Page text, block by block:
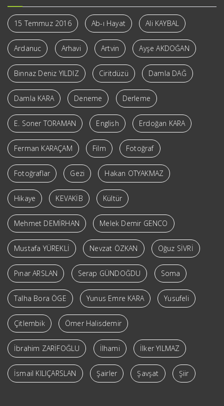
15 Temmuz 2016 Ab-ı Hayat Ali KAYBAL
Ardanuc Arhavi Artvin Ayşe AKDOĞAN
Binnaz Deniz YILDIZ Ciritdüzü Damla DAĞ
Damla KARA Deneme Derleme
E. Soner TORAMAN English Erdoğan KARA
Ferman KARAÇAM Film Fotoğraf
Fotoğraflar Gezi Hakan OTYAKMAZ
Hikaye KEVAKİB Kültür
Mehmet DEMİRHAN Melek Demir GENCO
Mustafa YÜREKLİ Nevzat ÖZKAN Oğuz SİVRİ
Pınar ARSLAN Serap GÜNDOĞDU Soma
Talha Bora ÖGE Yunus Emre KARA Yusufeli
Çitlembik Ömer Halisdemir
İbrahim ZARİFOĞLU İlhami İlker YILMAZ
İsmail KILIÇARSLAN Şairler Şavşat Şiir